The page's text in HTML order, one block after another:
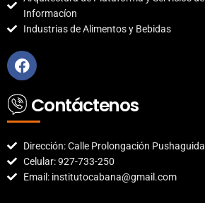
Informacíon
Industrias de Alimentos y Bebidas
F
a
e
b
o
k
Contáctenos
Dirección: Calle Prolongación
Celular: 927-733-250
Email: institutocabana@gmail.com